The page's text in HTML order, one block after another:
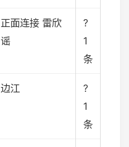
正面连接 雷欣
谣
?
1
条
边江
?
1
条